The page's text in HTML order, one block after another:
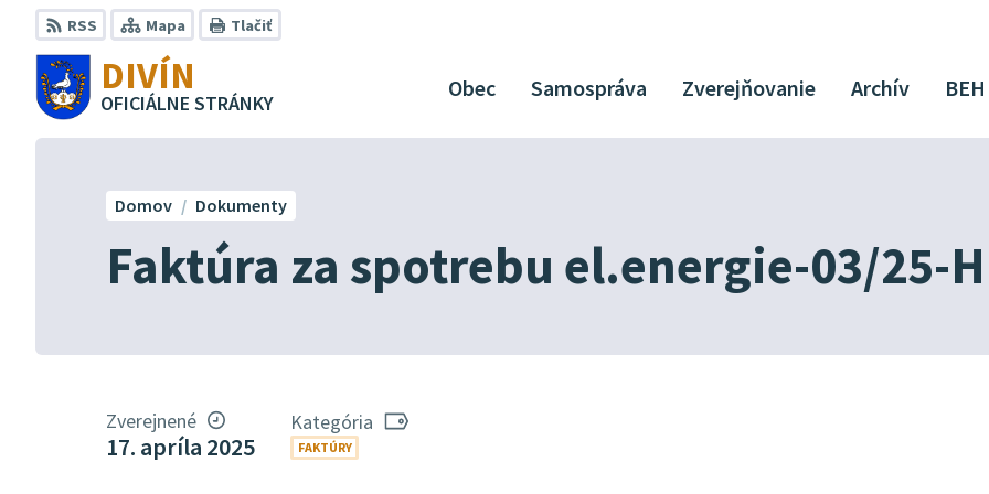
Preskočiť
na
obsah
RSS Mapa Tlačiť
DIVÍN
OFICIÁLNE STRÁNKY
Obec Samospráva Zverejňovanie Archív BEH
Faktúra za spotrebu el.energie-03/25-
Domov Dokumenty
Zverejnené
17. apríla 2025
Kategória
FAKTÚRY